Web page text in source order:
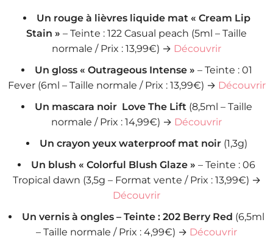
Un rouge à lièvres liquide mat « Cream Lip
Stain » – Teinte : 122 Casual peach (5ml – Taille
normale / Prix : 13,99€) → Découvrir
Un gloss « Outrageous Intense » – Teinte : 01
Fever (6ml – Taille normale / Prix : 13,99€) → Découvrir
Un mascara noir Love The Lift (8,5ml – Taille
normale / Prix : 14,99€) → Découvrir
Un crayon yeux waterproof mat noir(1,3g)
Un blush « Colorful Blush Glaze » – Teinte : 06
Tropical dawn (3,5g – Format vente / Prix : 13,99€) →
Découvrir
Un vernis à ongles – Teinte : 202 Berry Red (6,5ml
– Taille normale / Prix : 4,99€) → Découvrir